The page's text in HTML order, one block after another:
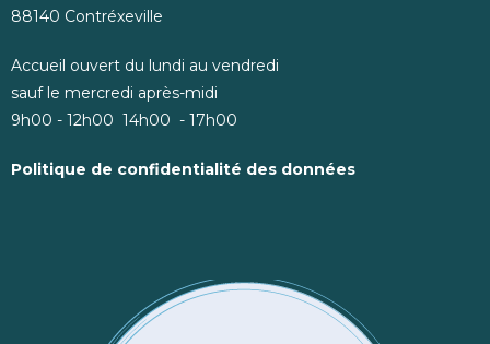
88140 Contréxeville
Accueil ouvert du lundi au vendredi
sauf le mercredi après-midi
9h00 - 12h00 14h00 - 17h00
Politique de confidentialité des données